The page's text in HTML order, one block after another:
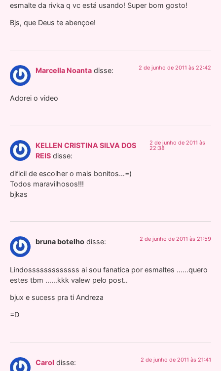
esmalte da rivka q vc está usando! Super bom gosto!
Bjs, que Deus te abençoe!
Marcella Noanta disse: 2 de junho de 2011 às 22:42
Adorei o video
KELLEN CRISTINA SILVA DOS
REIS disse:
2 de junho de 2011 às
22:38
dificil de escolher o mais bonitos…=)
Todos maravilhosos!!!
bjkas
bruna botelho disse: 2 de junho de 2011 às 21:59
Lindosssssssssssss ai sou fanatica por esmaltes ……quero
estes tbm ……kkk valew pelo post..
bjux e sucess pra ti Andreza
=D
Carol disse: 2 de junho de 2011 às 21:41